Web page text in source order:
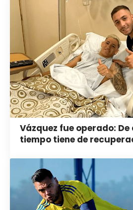
Vázquez fue operado:
tiempo tiene de